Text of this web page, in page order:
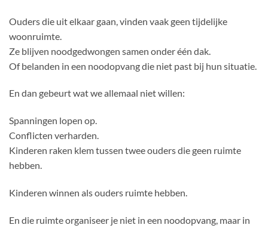
Ouders die uit elkaar gaan, vinden vaak geen tijdelijke
woonruimte.
Ze blijven noodgedwongen samen onder één dak.
Of belanden in een noodopvang die niet past bij hun situatie.
En dan gebeurt wat we allemaal niet willen:
Spanningen lopen op.
Conflicten verharden.
Kinderen raken klem tussen twee ouders die geen ruimte
hebben.
Kinderen winnen als ouders ruimte hebben.
En die ruimte organiseer je niet in een noodopvang, maar in